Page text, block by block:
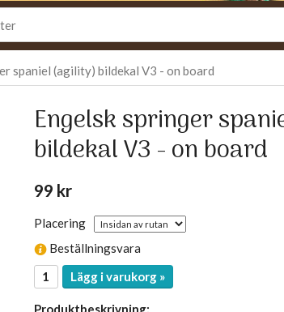
spaniel (agility) bildekal V3 - on board
Engelsk springer
bildekal V3 - on board
99 kr
Placering
Beställningsvara
Lägg i varukorg »
Produktbeskrivning: